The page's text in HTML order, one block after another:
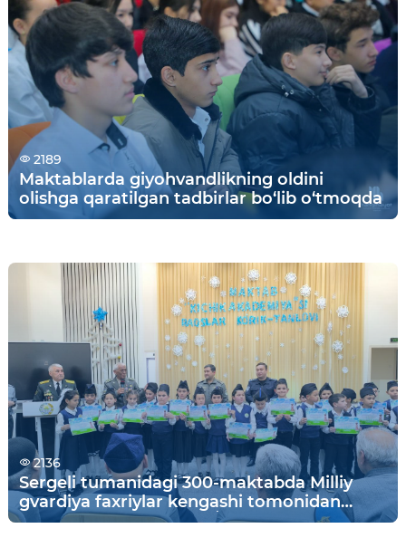
2189
Maktablarda giyohvandlikning oldini
olishga qaratilgan tadbirlar bo‘lib o‘tmoqda
2136
Sergeli tumanidagi 300-maktabda Milliy
gvardiya faxriylar kengashi tomonidan
vatanparvarlik tadbiri oʻtkazildi.